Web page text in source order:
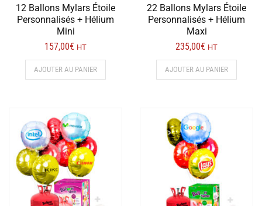
12 Ballons Mylars Étoile
Personnalisés + Hélium
Mini
157,00€ HT
AJOUTER AU PANIER
22 Ballons Mylars Étoile
Personnalisés + Hélium
Maxi
235,00€ HT
AJOUTER AU PANIER